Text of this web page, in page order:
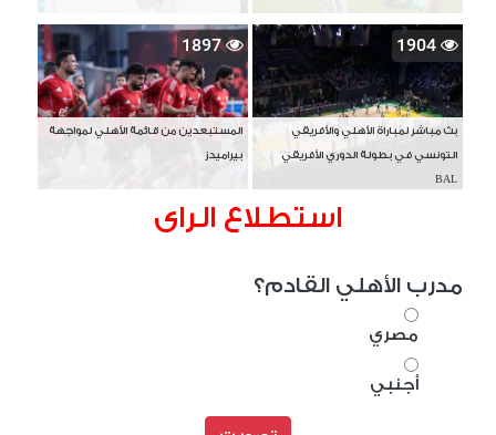
1904
بث مباشر لمباراة الأهلي والأفريقي
التونسي في بطولة الدوري الأفريقي
BAL
1897
المستبعدين من قائمة الأهلي لمواجهة
بيراميدز
استطلاع الراى
مدرب الأهلي القادم؟
مصري
أجنبي